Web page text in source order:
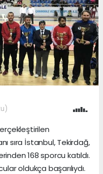
sıra İstanbul, Tekirdağ,
168 sporcu katıldı.
oldukça başarılıydı.